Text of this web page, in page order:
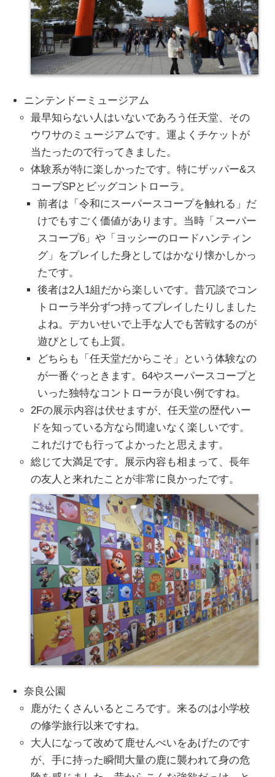
ニンテンドーミュージアム
最早知らない人はいないであろう任天堂、その
ウワサのミュージアムです。運よくチケットが
当たったので行ってきました。
体験系が特に楽しかったです。特にザッパー&ス
コープSPとビッグコントローラ。
前者は「令和にスーパースコープを触れる」だ
けでもすごく価値があります。当時「スーパー
スコープ6」や「ヨッシーのロードハンティン
グ」をプレイした身としてはかなり懐かしかっ
たです。
後者は2人1組だから楽しいです。昔冗談でコン
トローラ半分ずつ持ってプレイしたりしました
よね。デカいせいで上手な人でも苦戦するのが
遊びとしても上質。
どちらも「任天堂だからこそ」という体験なの
が一番ぐっときます。64やスーパースコープと
いった独特なコントローラが良い例ですね。
2Fの展示内容は伏せますが、任天堂の歴代ハー
ドを知っている方なら間違いなく楽しいです。
これだけでも行ってよかったと思えます。
総じて大満足です。展示内容も相まって、長年
の友人と来れたことが非常に良かったです。
奈良公園
鹿がたくさんいるところです。来るのは小学校
の修学旅行以来ですね。
大人になって改めて鹿せんべいをあげたのです
が、手に持った瞬間大量の鹿に襲われて身の危